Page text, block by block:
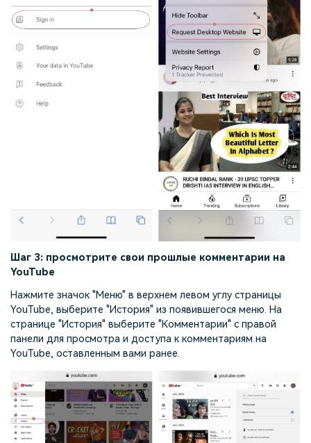
Шаг 3: просмотрите свои прошлые комментарии на
YouTube
Нажмите значок "Меню" в верхнем левом углу страницы
YouTube, выберите "История" из появившегося меню. На
странице "История" выберите "Комментарии" с правой
панели для просмотра и доступа к комментариям на
YouTube, оставленным вами ранее.